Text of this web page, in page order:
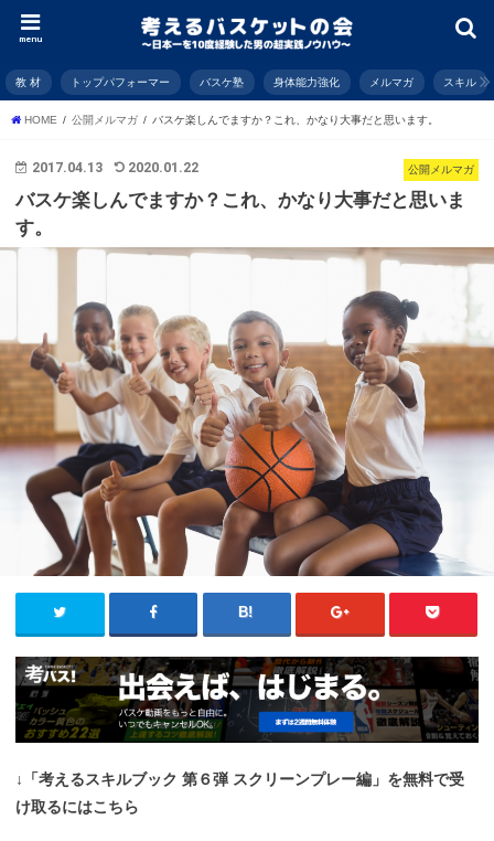
menu
教 材 トップパフォーマー バスケ塾 身体能力強化 メルマガ スキル
HOME 公開メルマガ バスケ楽しんでますか？これ、かなり大事だと思います。
公開メルマガ
2017.04.13 2020.01.22
バスケ楽しんでますか？これ、かなり大事だと思いま
す。
↓「考えるスキルブック 第６弾 スクリーンプレー編」を無料で受
け取るにはこちら